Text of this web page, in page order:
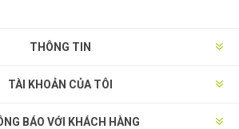
THÔNG TIN
TÀI KHOẢN CỦA TÔI
BÁO VỚI KHÁCH HÀNG